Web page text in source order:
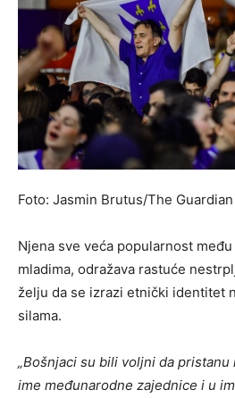
Foto: Jasmin Brutus/The Guardian
Njena sve veća popularnost
mladima, odražava rastuće
želju da se izrazi etnički identitet
silama.
„Bošnjaci su bili voljni da
ime međunarodne zajednice i u